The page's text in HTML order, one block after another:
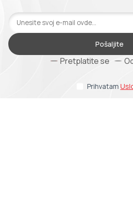
Pošaljite
Pretplatite se
Prihvatam